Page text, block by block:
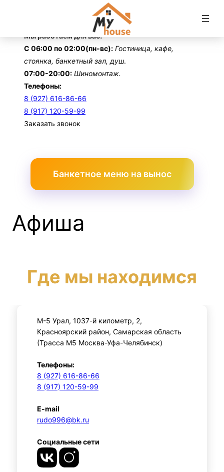
Мы работаем для вас!
С 06:00 по 02:00(пн-вс): Гостиница, кафе,
стоянка, банкетный зал, душ.
07:00-20:00: Шиномонтаж.
Телефоны:
8 (927) 616-86-66
8 (917) 120-59-99
Заказать звонок
Банкетное меню на вынос
Афиша
Где мы находимся
М-5 Урал, 1037-й километр, 2,
Красноярский район, Самарская область
(Трасса М5 Москва-Уфа-Челябинск)
Телефоны:
8 (927) 616-86-66
8 (917) 120-59-99
E-mail
rudo996@bk.ru
Социальные сети